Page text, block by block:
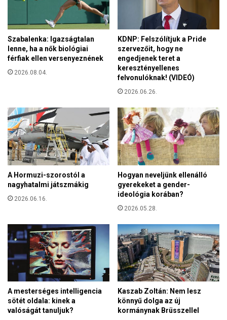
s
é
g
g
e
l
y
e
n
n
d
a
n
i
v
a
l
a
m
i
v
e
l
m
é
k
e
Szabalenka: Igazságtalan
lenne, ha a nők biológiai
férfiak ellen versenyeznének
2026.08.04.
KDNP: Felszólítjuk a Pride
szervezőit, hogy ne
engedjenek teret a
keresztényellenes
felvonulóknak! (VIDEÓ)
2026.06.26.
A Hormuzi-szorostól a
nagyhatalmi játszmákig
2026.06.16.
Hogyan neveljünk ellenálló
gyerekeket a gender-
ideológia korában?
2026.05.28.
A mesterséges intelligencia
sötét oldala: kinek a
valóságát tanuljuk?
Kaszab Zoltán: Nem lesz
könnyű dolga az új
kormánynak Brüsszellel